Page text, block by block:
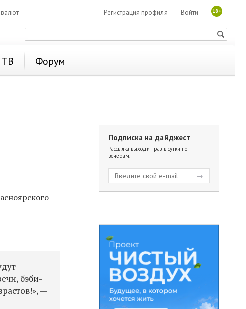
18+
Войти
Регистрация профиля
ТВ Форум
бэби-
—
Подписка на дайджест
Рассылка выходит раз в сутки по
вечерам.